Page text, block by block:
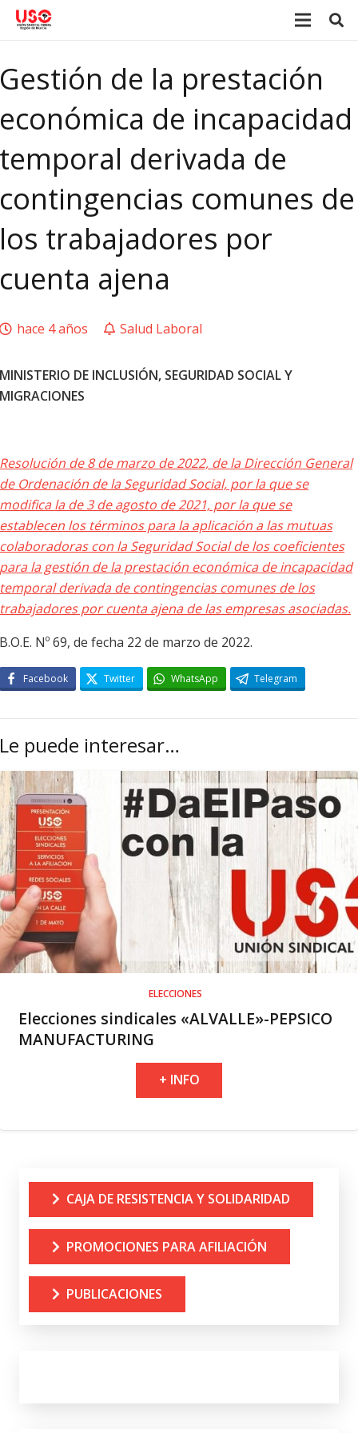
Gestión de la prestación
económica de incapacidad
temporal derivada de
contingencias comunes de
los trabajadores por
cuenta ajena
hace 4 años Salud Laboral
MINISTERIO DE INCLUSIÓN, SEGURIDAD SOCIAL Y
MIGRACIONES
Resolución de 8 de marzo de 2022, de la Dirección General
de Ordenación de la Seguridad Social, por la que se
modifica la de 3 de agosto de 2021, por la que se
establecen los términos para la aplicación a las mutuas
colaboradoras con la Seguridad Social de los coeficientes
para la gestión de la prestación económica de incapacidad
temporal derivada de contingencias comunes de los
trabajadores por cuenta ajena de las empresas asociadas.
B.O.E. Nº 69, de fecha 22 de marzo de 2022.
Facebook Twitter WhatsApp Telegram
Le puede interesar…
ELECCIONES
Elecciones sindicales «ALVALLE»-PEPSICO
MANUFACTURING
+ INFO
CAJA DE RESISTENCIA Y SOLIDARIDAD
PROMOCIONES PARA AFILIACIÓN
PUBLICACIONES